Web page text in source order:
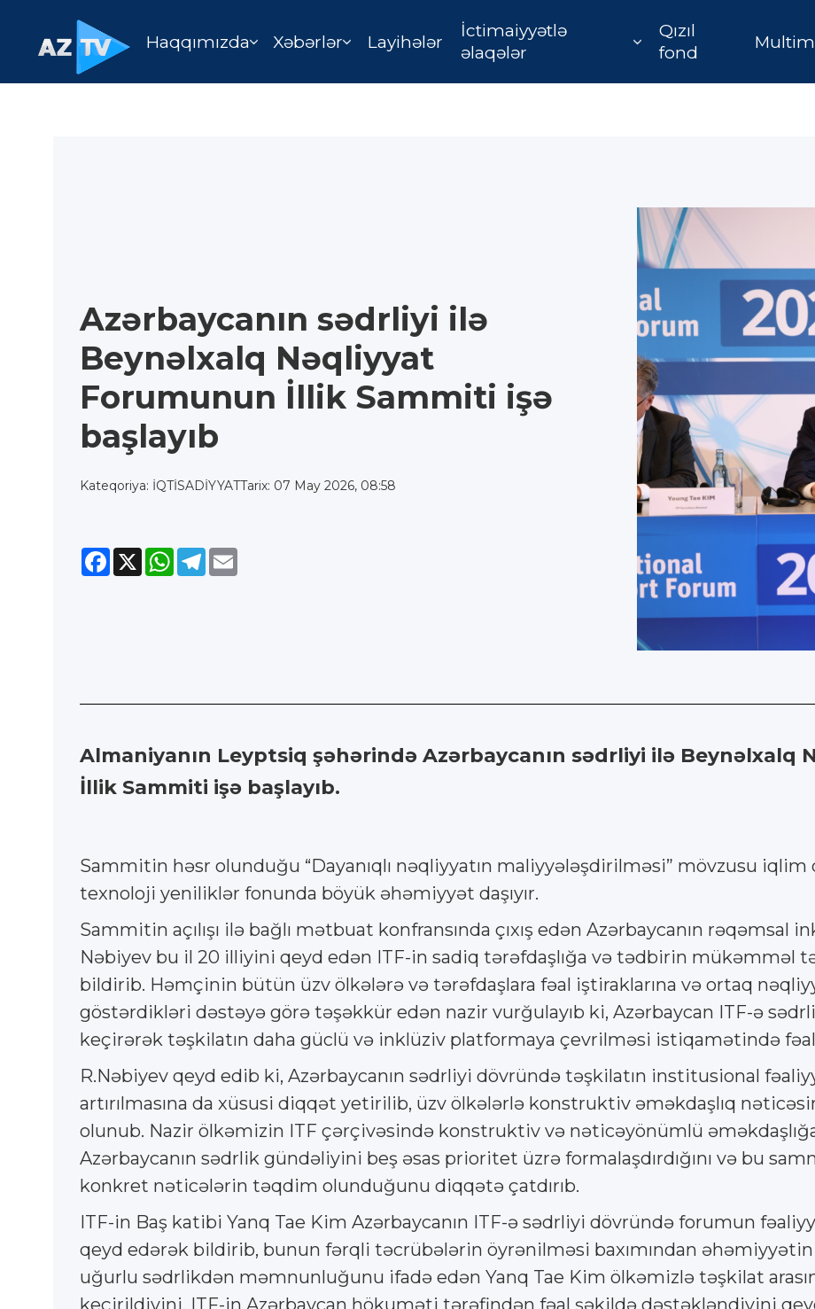
Haqqımızda Xəbərlər Layihələr
İctimaiyyətlə
əlaqələr
Qızıl
fond
Azərbaycanın sədrliyi ilə
Beynəlxalq Nəqliyyat
Forumunun İllik Sammiti işə
başlayıb
Kateqoriya: İQTİSADİYYATTarix: 07 May 2026, 08:58
Facebook
X WhatsApp
Telegram
Almaniyanın Leyptsiq şəhərində Azərbaycanın sədrliyi ilə Beynəlxalq
İllik Sammiti işə başlayıb.
Sammitin həsr olunduğu “Dayanıqlı nəqliyyatın maliyyələşdirilməsi” mövzusu
texnoloji yeniliklər fonunda böyük əhəmiyyət daşıyır.
Sammitin açılışı ilə bağlı mətbuat konfransında çıxış edən Azərbaycanın rəqəmsal
Nəbiyev bu il 20 illiyini qeyd edən ITF-in sadiq tərəfdaşlığa və tədbirin mükəmməl
bildirib. Həmçinin bütün üzv ölkələrə və tərəfdaşlara fəal iştiraklarına və ortaq
göstərdikləri dəstəyə görə təşəkkür edən nazir vurğulayıb ki, Azərbaycan ITF-ə
keçirərək təşkilatın daha güclü və inklüziv platformaya çevrilməsi istiqamətində
R.Nəbiyev qeyd edib ki, Azərbaycanın sədrliyi dövründə təşkilatın institusional
artırılmasına da xüsusi diqqət yetirilib, üzv ölkələrlə konstruktiv əməkdaşlıq
olunub. Nazir ölkəmizin ITF çərçivəsində konstruktiv və nəticəyönümlü əməkdaşlığa
Azərbaycanın sədrlik gündəliyini beş əsas prioritet üzrə formalaşdırdığını və bu
konkret nəticələrin təqdim olunduğunu diqqətə çatdırıb.
ITF-in Baş katibi Yanq Tae Kim Azərbaycanın ITF-ə sədrliyi dövründə forumun
qeyd edərək bildirib, bunun fərqli təcrübələrin öyrənilməsi baxımından
uğurlu sədrlikdən məmnunluğunu ifadə edən Yanq Tae Kim ölkəmizlə təşkilat
keçirildiyini, ITF-in Azərbaycan hökuməti tərəfindən fəal şəkildə dəstəkləndiyini